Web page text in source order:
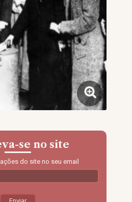
se no site
do site no seu email